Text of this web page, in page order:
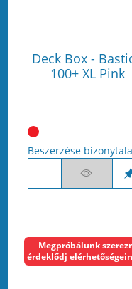
Deck Box -
100+ XL Pink
Beszerzése
Megpróbálunk
érdeklődj